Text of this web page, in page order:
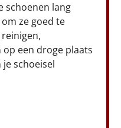
schoenen lang
ze goed te
een droge plaats
schoeisel